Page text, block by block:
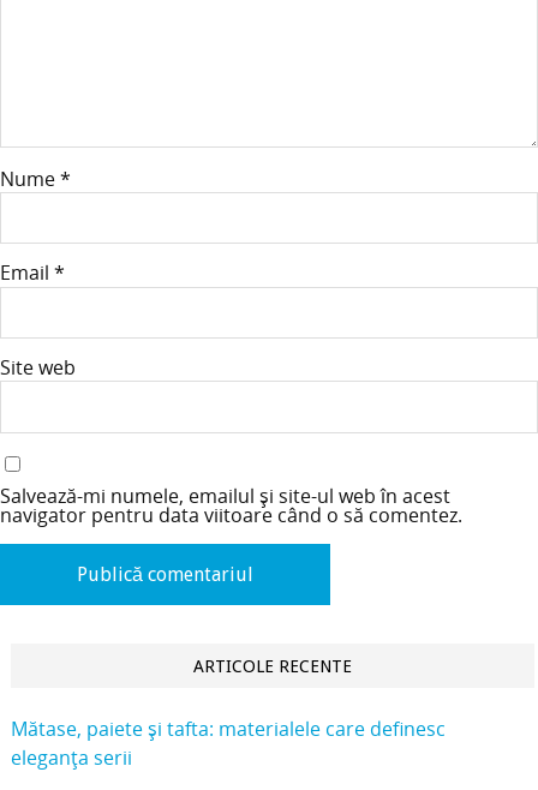
Nume*
Email *
Site web
Salvează-mi numele, emailul și site-ul web în acest
navigator pentru data viitoare când o să comentez.
ARTICOLE RECENTE
Mătase, paiete și tafta: materialele care definesc
eleganța serii